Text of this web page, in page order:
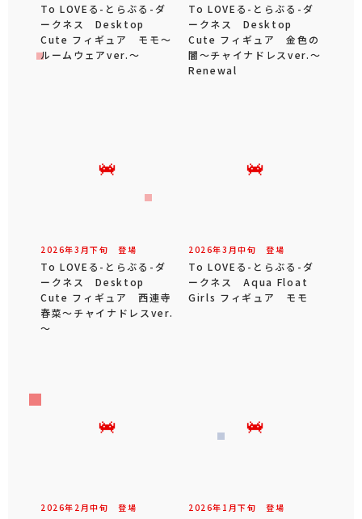
To LOVEる-とらぶる-ダ
ークネス Desktop
Cute フィギュア モモ～
ルームウェアver.～
To LOVEる-とらぶる-ダ
ークネス Desktop
Cute フィギュア 金色の
闇～チャイナドレスver.～
Renewal
2026年3 月下旬 登場
To LOVEる-とらぶる-ダ
ークネス Desktop
Cute フィギュア 西連寺
春菜～チャイナドレスver.
～
2026年3 月中旬 登場
To LOVEる-とらぶる-ダ
ークネス Aqua Float
Girls フィギュア モモ
2026年 2 月中旬 登場 2026年 1 月下旬 登場